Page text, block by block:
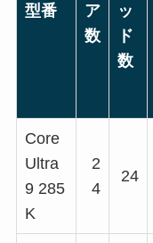
型番
ア
数
ッ
ド
数
Core
Ultra
9 285
K
2
4
24